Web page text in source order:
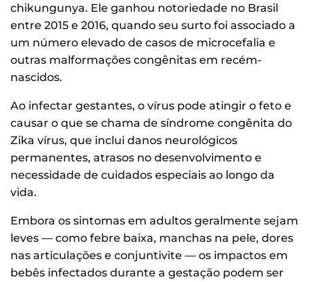
chikungunya. Ele ganhou notoriedade no Brasil
entre 2015 e 2016, quando seu surto foi associado a
um número elevado de casos de microcefalia e
outras malformações congênitas em recém-
nascidos.
Ao infectar gestantes, o vírus pode atingir o feto e
causar o que se chama de síndrome congênita do
Zika vírus, que inclui danos neurológicos
permanentes, atrasos no desenvolvimento e
necessidade de cuidados especiais ao longo da
vida.
Embora os sintomas em adultos geralmente sejam
leves — como febre baixa, manchas na pele, dores
nas articulações e conjuntivite — os impactos em
bebês infectados durante a gestação podem ser